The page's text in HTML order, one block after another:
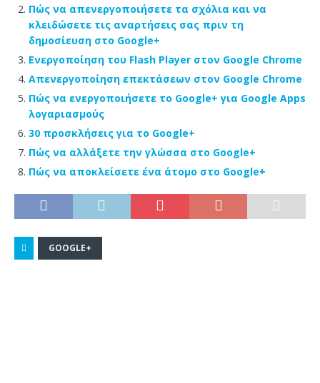
Πώς να απενεργοποιήσετε τα σχόλια και να
κλειδώσετε τις αναρτήσεις σας πριν τη
δημοσίευση στο Google+
Ενεργοποίηση του Flash Player στον Google Chrome
Απενεργοποίηση επεκτάσεων στον Google Chrome
Πώς να ενεργοποιήσετε το Google+ για Google Apps
λογαριασμούς
30 προσκλήσεις για το Google+
Πώς να αλλάξετε την γλώσσα στο Google+
Πώς να αποκλείσετε ένα άτομο στο Google+
GOOGLE+